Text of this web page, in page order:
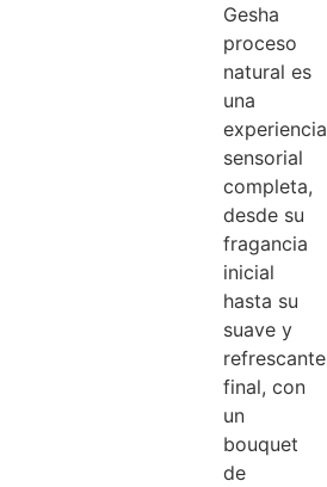
Gesha
proceso
natural es
una
experiencia
sensorial
completa,
desde su
fragancia
inicial
hasta su
suave y
refrescante
final, con
un
bouquet
de